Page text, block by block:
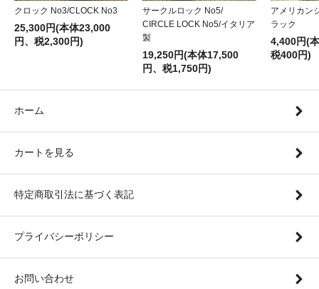
クロック No3/CLOCK No3
25,300円(本体23,000
円、税2,300円)
サークルロック No5/
CIRCLE LOCK No5/イタリア
製
19,250円(本体17,500
円、税1,750円)
アメリカ
ラック
4,400円(
税400円)
ホーム
カートを見る
特定商取引法に基づく表記
プライバシーポリシー
お問い合わせ